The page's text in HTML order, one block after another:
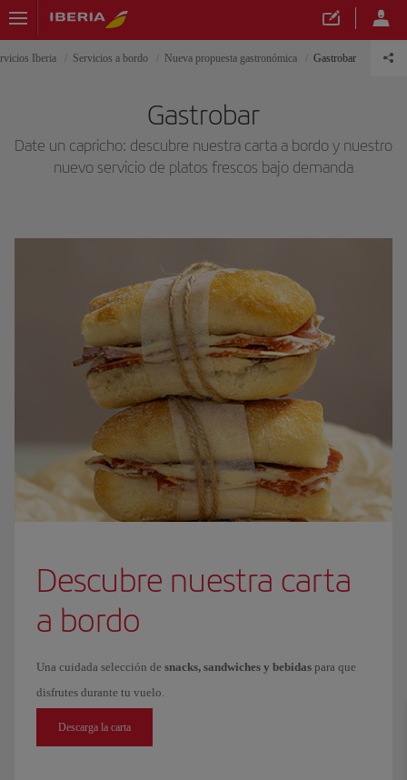
Iberia Servicios a bordo Nueva propuesta gastronómica Gastrobar
Gastrobar
Date un capricho: descubre nuestra carta a bordo y nuestro
nuevo servicio de platos frescos bajo demanda
Descubre nuestra carta
a bordo
Una cuidada selección de snacks, sandwiches y bebidas para que
disfrutes durante tu vuelo.
Descarga la carta